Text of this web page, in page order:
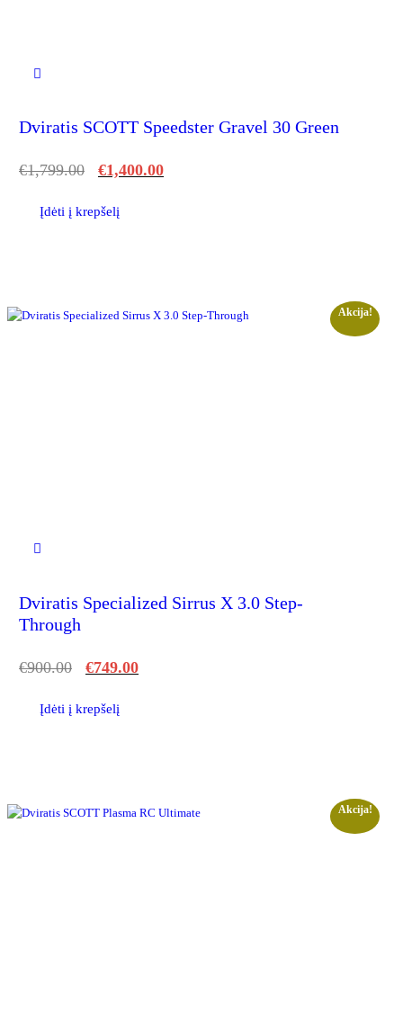
Dviratis SCOTT Speedster Gravel 30 Green
€1,799.00 €1,400.00
Įdėti į krepšelį
Akcija!
Dviratis Specialized Sirrus X 3.0 Step-
Through
€900.00 €749.00
Įdėti į krepšelį
Akcija!